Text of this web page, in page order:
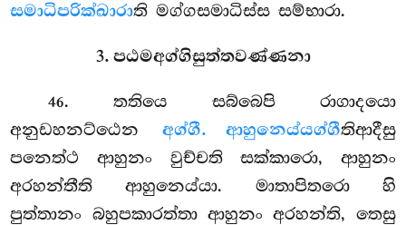
සමාධිපරික්ඛාරාති මග්ගසමාධිස්ස සම්භාරා.
3. පඨමඅග්ගිසුත්තවණ්ණනා
46. තතියෙ සබ්බෙපි රාගාදයො
අනුඩහනට්ඨෙන අග්ගී. ආහුනෙය්යග්ගීතිආදීසු
පනෙත්ථ ආහුනං වුච්චති සක්කාරො, ආහුනං
අරහන්තීති ආහුනෙය්යා. මාතාපිතරො හි
පුත්තානං බහුපකාරත්තා ආහුනං අරහන්ති, තෙසු